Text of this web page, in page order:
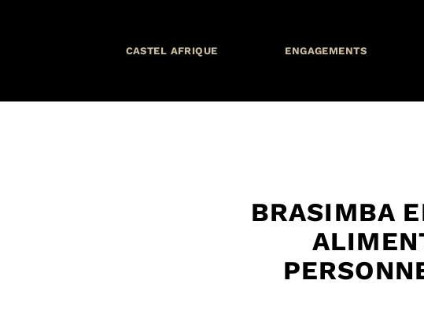
CASTEL AFRIQUE ENGAGEMENTS
BRASIMBA